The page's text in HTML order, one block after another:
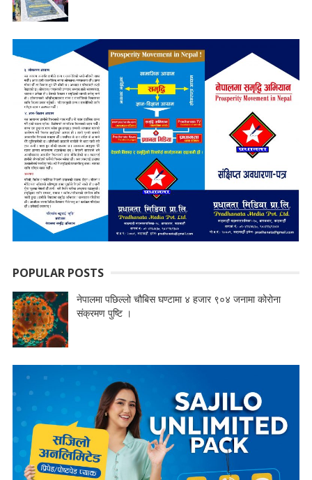
POPULAR POSTS
नेपालमा पछिल्लो चौबिस घण्टामा ४ हजार ९०४ जनामा कोरोना
संक्रमण पुष्टि ।